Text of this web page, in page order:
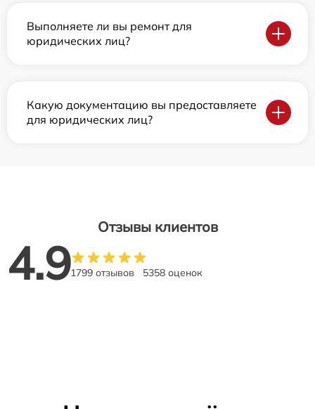
Выполняете ли вы ремонт для
юридических лиц?
Какую документацию вы предоставляете
для юридических лиц?
Отзывы клиентов
4.91799 отзывов 5358 оценок